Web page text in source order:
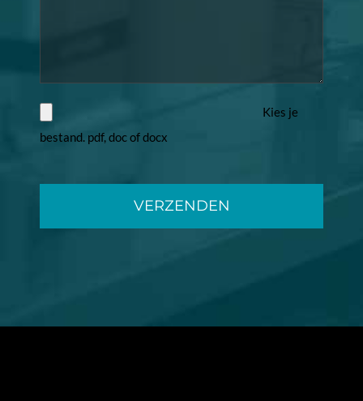
Kies je
bestand. pdf, doc of docx
veld